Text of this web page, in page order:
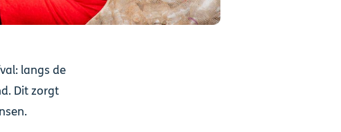
langs de
Dit zorgt